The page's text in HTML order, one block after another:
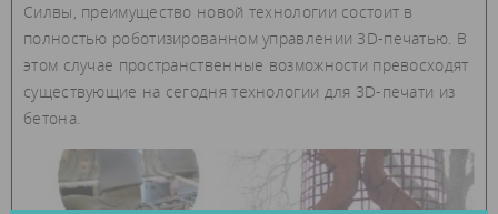
Силвы, преимущество новой технологии состоит в
полностью роботизированном управлении 3D-печатью. В
этом случае пространственные возможности превосходят
существующие на сегодня технологии для 3D-печати из
бетона.